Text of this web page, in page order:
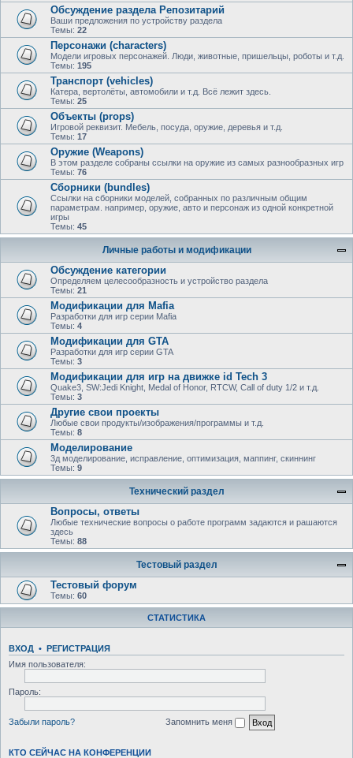
Обсуждение раздела Репозитарий
Ваши предложения по устройству раздела
Темы: 22
Персонажи (characters)
Модели игровых персонажей. Люди, животные, пришельцы, роботы и т.д.
Темы: 195
Транспорт (vehicles)
Катера, вертолёты, автомобили и т.д. Всё лежит здесь.
Темы: 25
Объекты (props)
Игровой реквизит. Мебель, посуда, оружие, деревья и т.д.
Темы: 17
Оружие (Weapons)
В этом разделе собраны ссылки на оружие из самых разнообразных игр
Темы: 76
Сборники (bundles)
Ссылки на сборники моделей, собранных по различным общим
параметрам. например, оружие, авто и персонаж из одной конкретной
игры
Темы: 45
Личные работы и модификации
Обсуждение категории
Определяем целесообразность и устройство раздела
Темы: 21
Модификации для Mafia
Разработки для игр серии Mafia
Темы: 4
Модификации для GTA
Разработки для игр серии GTA
Темы: 3
Модификации для игр на движке id Tech 3
Quake3, SW:Jedi Knight, Medal of Honor, RTCW, Call of duty 1/2 и т.д.
Темы: 3
Другие свои проекты
Любые свои продукты/изображения/программы и т.д.
Темы: 8
Моделирование
3д моделирование, исправление, оптимизация, маппинг, скиннинг
Темы: 9
Технический раздел
Вопросы, ответы
Любыe технические вопросы о работе программ задаются и рашаются
здесь
Темы: 88
Тестовый раздел
Тестовый форум
Темы: 60
СТАТИСТИКА
ВХОД • РЕГИСТРАЦИЯ
Имя пользователя:
Пароль:
Забыли пароль? Запомнить меня
КТО СЕЙЧАС НА КОНФЕРЕНЦИИ